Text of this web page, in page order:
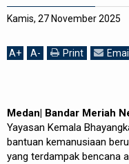
Kamis, 27 November 2025
A+ A- Print Email
Medan| Bandar Meriah
Yayasan Kemala
bantuan kemanusiaan
yang terdampak bencana